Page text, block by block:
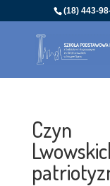
(18) 443-